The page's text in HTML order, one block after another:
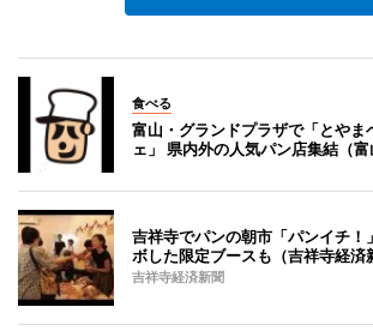
食べる
富山・グランドプラザで「とやま
ェ」 県内外の人気パン店集結（富
吉祥寺でパンの朝市「パンイチ！
ボした限定ブースも（吉祥寺経済
吉祥寺経済新聞